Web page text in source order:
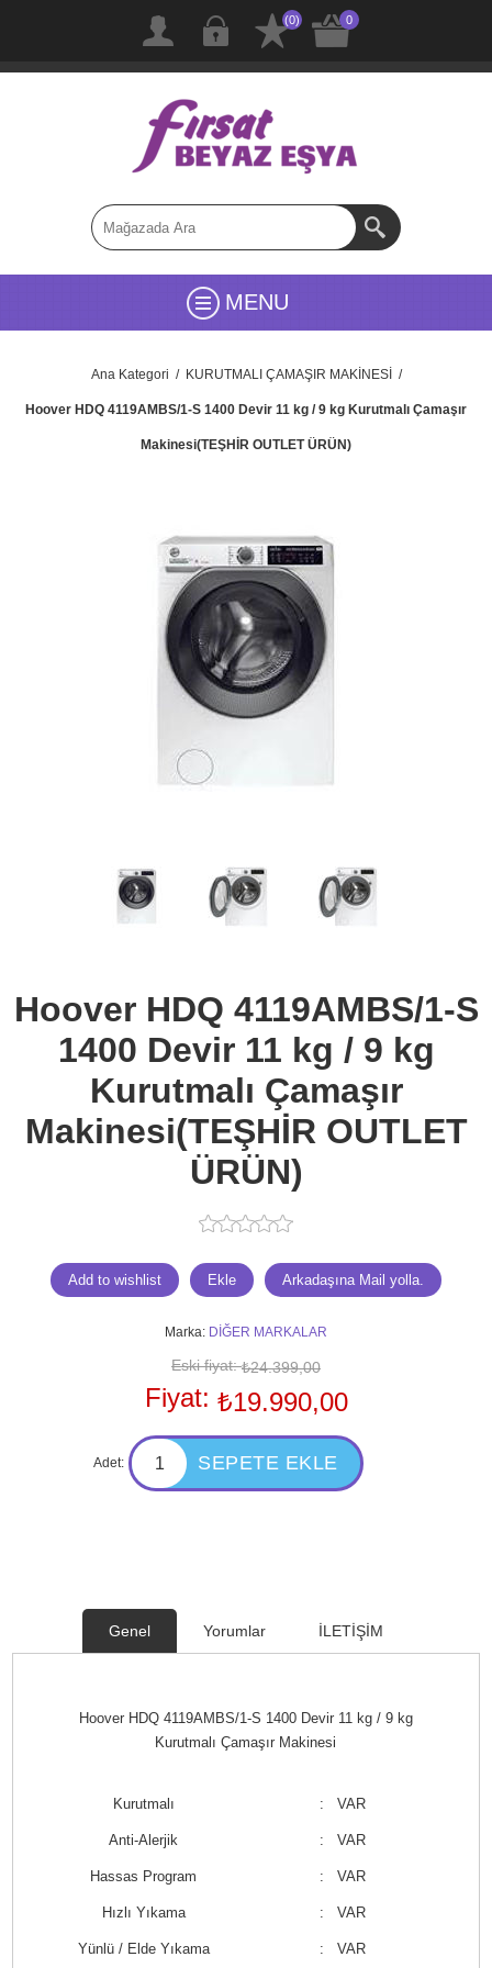
(0) 0
MENU
Ana Kategori / KURUTMALI ÇAMAŞIR MAKİNESİ /
Hoover HDQ 4119AMBS/1-S 1400 Devir 11 kg / 9 kg Kurutmalı Çamaşır
Makinesi(TEŞHİR OUTLET ÜRÜN)
Hoover HDQ 4119AMBS/1-S
1400 Devir 11 kg / 9 kg
Kurutmalı Çamaşır
Makinesi(TEŞHİR OUTLET
ÜRÜN)
Marka: DİĞER MARKALAR
Eski fiyat: ₺24.399,00
Fiyat: ₺19.990,00
Adet:
Genel Yorumlar İLETİŞİM
Hoover HDQ 4119AMBS/1-S 1400 Devir 11 kg / 9 kg
Kurutmalı Çamaşır Makinesi
Kurutmalı : VAR
Anti-Alerjik : VAR
Hassas Program : VAR
Hızlı Yıkama : VAR
Yünlü / Elde Yıkama : VAR